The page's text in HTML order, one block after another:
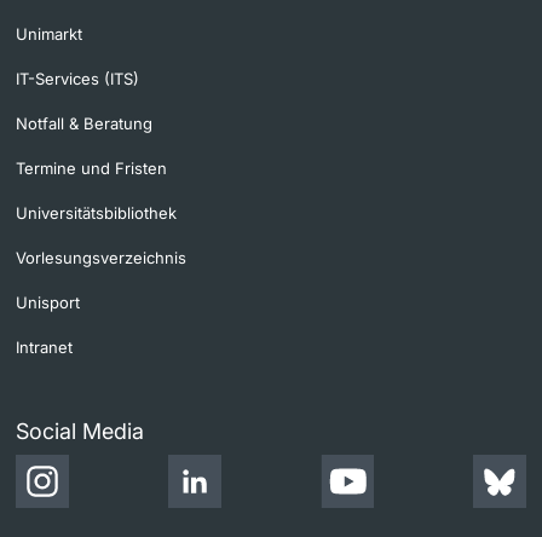
Unimarkt
IT-Services (ITS)
Notfall & Beratung
Termine und Fristen
Universitätsbibliothek
Vorlesungsverzeichnis
Unisport
Intranet
Social Media